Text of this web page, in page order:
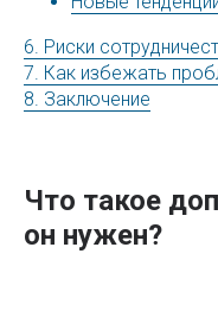
6. Риски
7. Как избежать
8. Заключение
Что такое
он нужен?